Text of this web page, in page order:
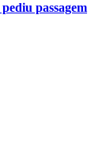
passagem